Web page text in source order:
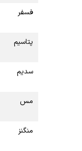
فسفر
پتاسیم
سدیم
مس
منگنز